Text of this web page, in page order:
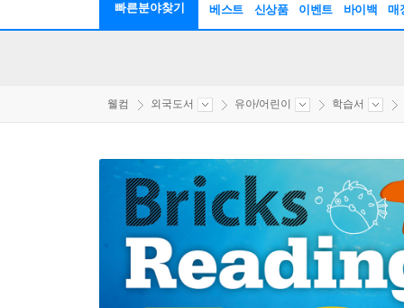
빠른분야찾기 베스트 신상품 이벤트 바이백 매
웰컴 외국도서 유아/어린이 학습서